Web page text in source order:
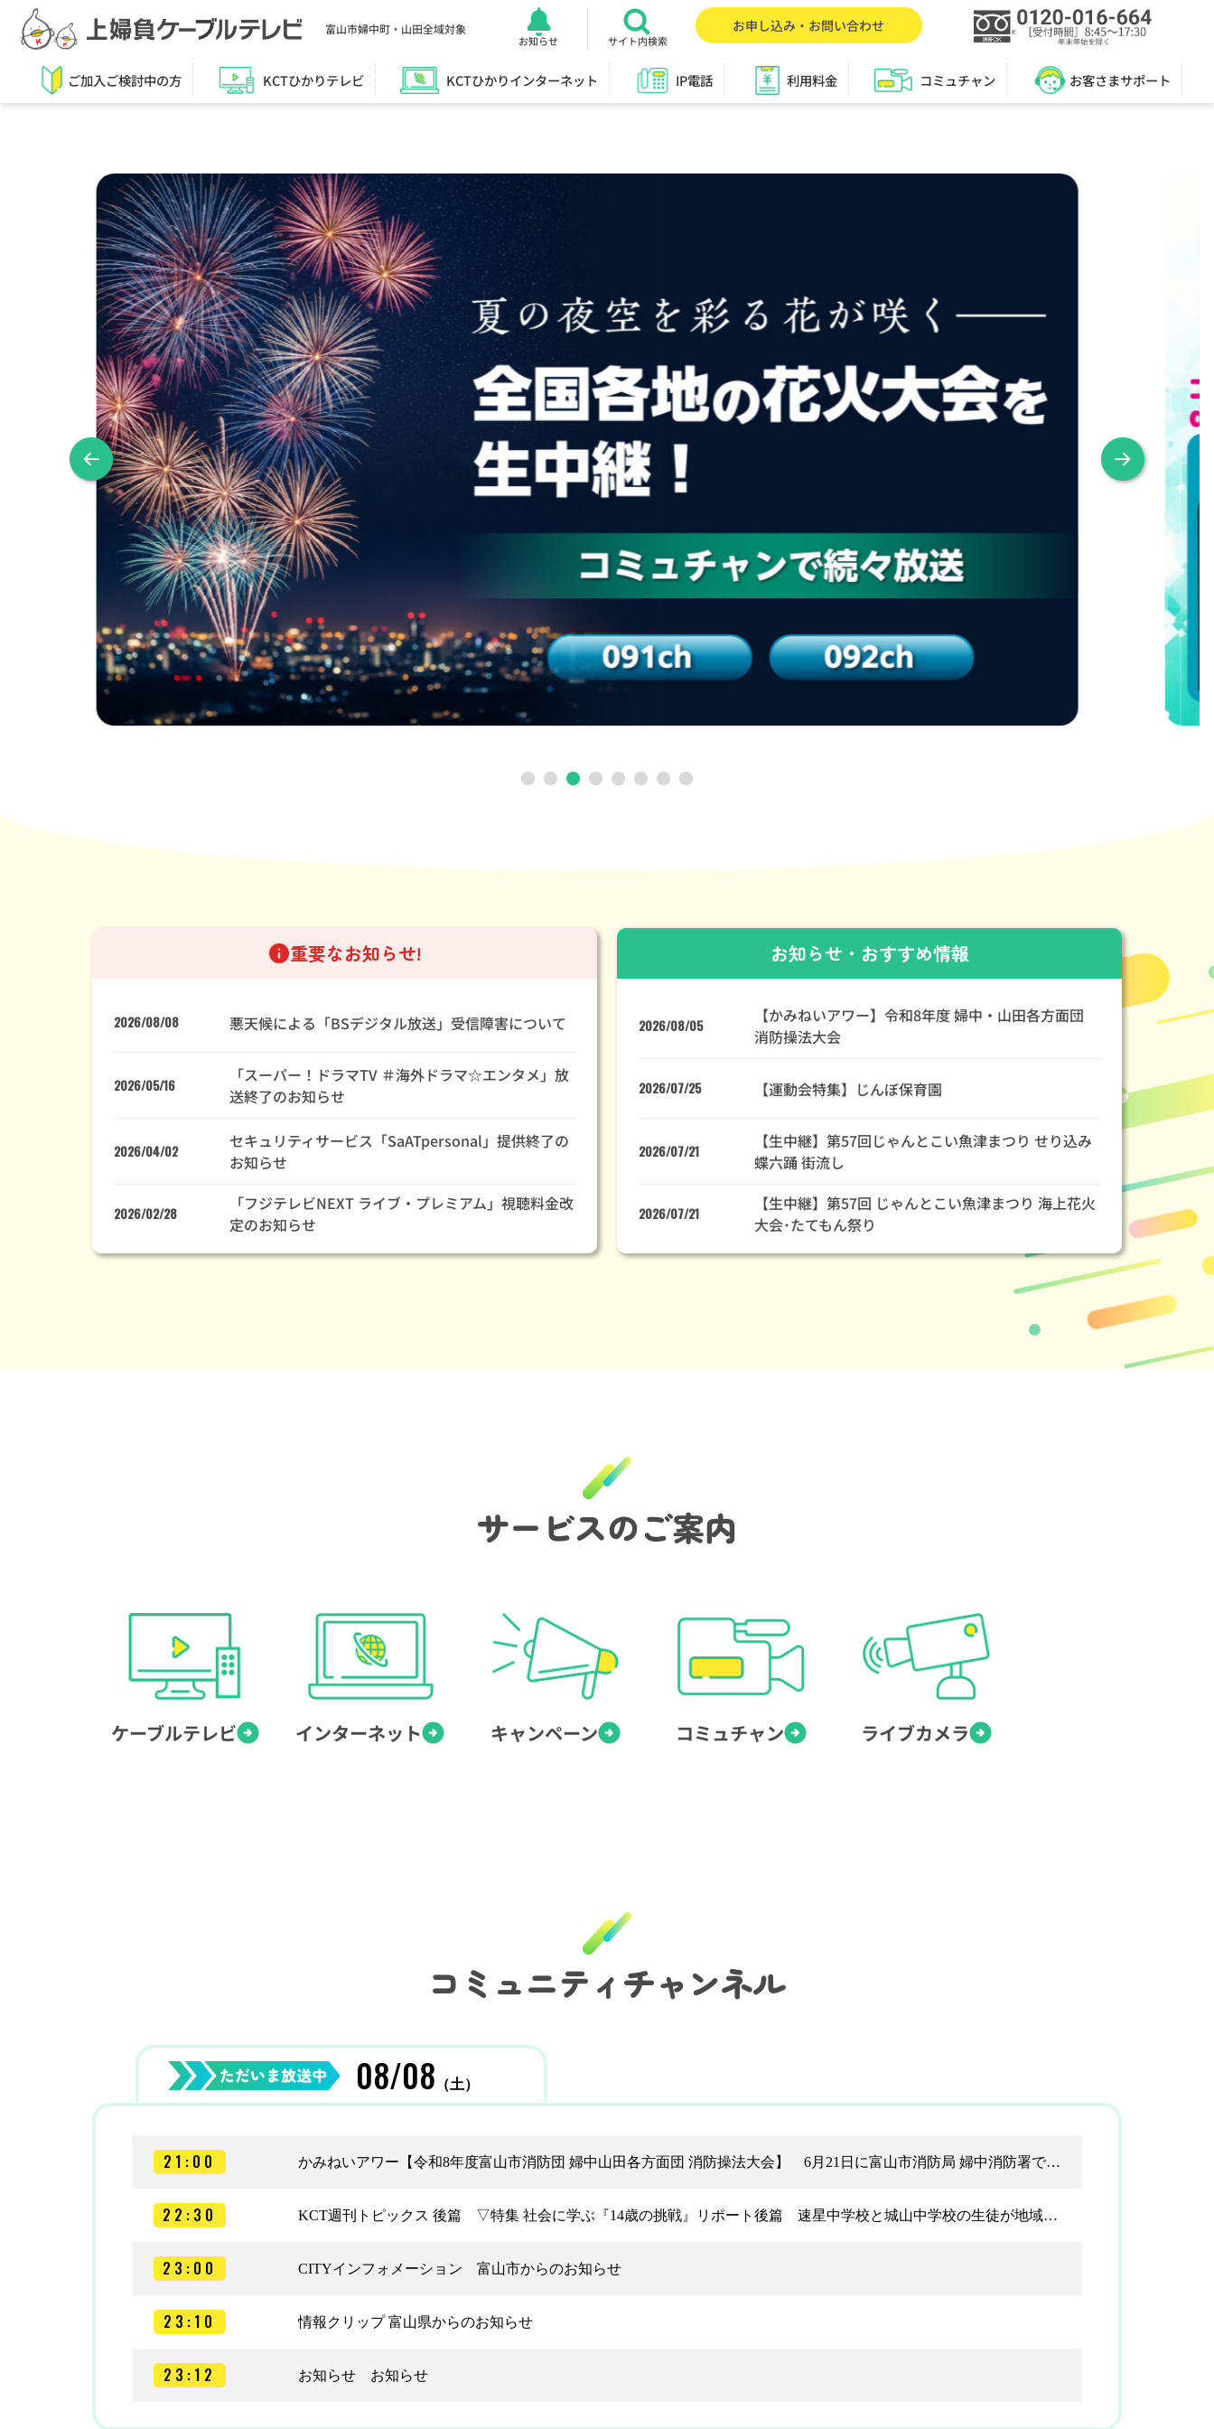
富山市婦中町・山田全域対象
お知らせ サイト内検索
お申し込み・お問い合わせ
ご加入ご検討中の方 KCTひかりテレビ KCTひかりインターネット IP電話 利用料金 コミュチャン お客さまサポート
重要なお知らせ!
悪天候による「BSデジタル放送」受信障害について
2026/08/08
「スーパー！ドラマTV ＃海外ドラマ☆エンタメ」放
送終了のお知らせ
2026/05/16
セキュリティサービス「SaATpersonal」提供終了の
お知らせ
2026/04/02
「フジテレビNEXT ライブ・プレミアム」視聴料金改
定のお知らせ
2026/02/28
お知らせ・おすすめ情報
【かみねいアワー】令和8年度 婦中・山田各方面団
消防操法大会
2026/08/05
【運動会特集】じんぼ保育園
2026/07/25
【生中継】第57回じゃんとこい魚津まつり せり込み
蝶六踊 街流し
2026/07/21
【生中継】第57回 じゃんとこい魚津まつり 海上花火
大会･たてもん祭り
2026/07/21
サービスのご案内
ケーブルテレビ インターネット キャンペーン コミュチャン ライブカメラ
コミュニティチャンネル